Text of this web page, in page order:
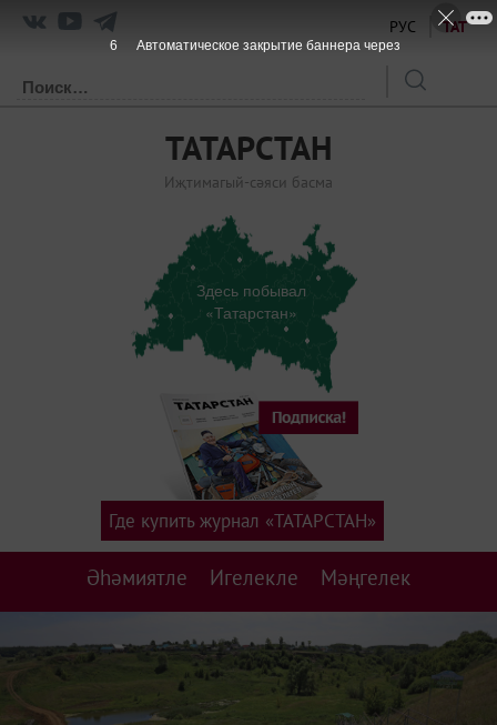
РУС ТАТ
ТАТАРСТАН
Иҗтимагый-сәяси басма
Здесь побывал
«Татарстан»
Әһәмиятле Игелекле Мәңгелек
Где купить журнал «ТАТАРСТАН»
6 Автоматическое закрытие баннера через